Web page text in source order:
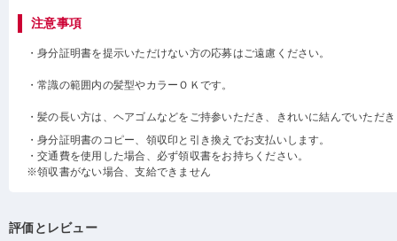
注意事項
・身分証明書を提示いただけない方の応募はご遠慮ください。
・常識の範囲内の髪型やカラーＯＫです。
・髪の長い方は、ヘアゴムなどをご持参いただき、きれいに結んでいただ
・身分証明書のコピー、領収印と引き換えでお支払いします。
・交通費を使用した場合、必ず領収書をお持ちください。
※領収書がない場合、支給できません
評価とレビュー